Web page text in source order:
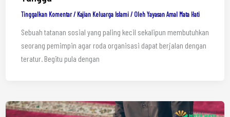
Tinggalkan Komentar / Kajian Keluarga Islami/ OlehYayasan Amal Mata Hati
Sebuah tatanan sosial yang paling kecil sekalipun membutuhkan
seorang pemimpin agar roda organisasi dapat berjalan dengan
teratur. Begitu pula dengan